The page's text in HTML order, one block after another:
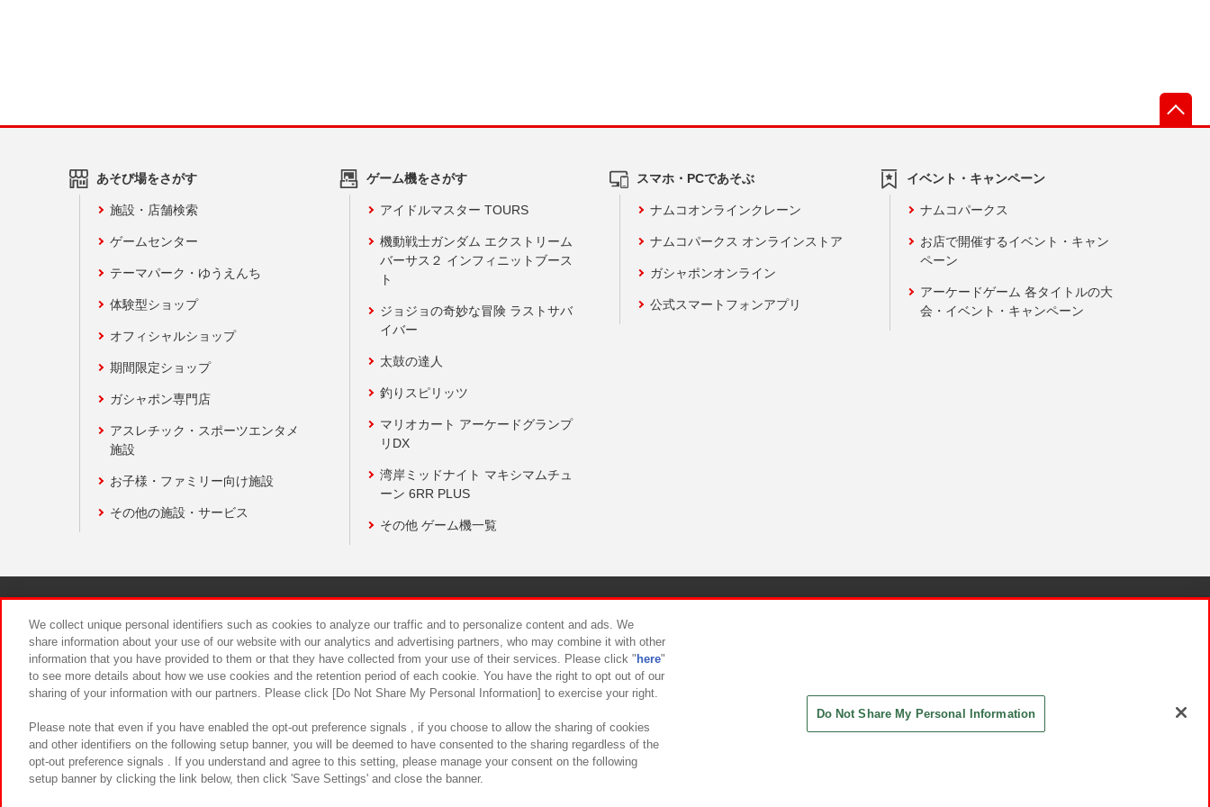
あそび場をさがす
施設・店舗検索
ゲームセンター
テーマパーク・ゆうえんち
体験型ショップ
オフィシャルショップ
期間限定ショップ
ガシャポン専門店
アスレチック・スポーツエンタメ
施設
お子様・ファミリー向け施設
その他の施設・サービス
ゲーム機をさがす
アイドルマスター TOURS
機動戦士ガンダム エクストリーム
バーサス２ インフィニットブース
ト
ジョジョの奇妙な冒険 ラストサバ
イバー
太鼓の達人
釣りスピリッツ
マリオカート アーケードグランプ
リDX
湾岸ミッドナイト マキシマムチュ
ーン 6RR PLUS
その他 ゲーム機一覧
スマホ・PCであそぶ
ナムコオンラインクレーン
ナムコパークス オンラインストア
ガシャポンオンライン
公式スマートフォンアプリ
イベント・キャンペーン
ナムコパークス
お店で開催するイベント・キャン
ペーン
アーケードゲーム 各タイトルの大
会・イベント・キャンペーン
食品のご提供について カスタマーハラスメント対応方針
We collect unique personal identifiers such as cookies to analyze our traffic and to personalize content and ads. We
share information about your use of our website with our analytics and advertising partners, who may combine it with other
information that you have provided to them or that they have collected from your use of their services. Please click " here"
to see more details about how we use cookies and the retention period of each cookie. You have the right to opt out of our
sharing of your information with our partners. Please click [Do Not Share My Personal Information] to exercise your right.
Please note that even if you have enabled the opt-out preference signals , if you choose to allow the sharing of cookies
and other identifiers on the following setup banner, you will be deemed to have consented to the sharing regardless of the
opt-out preference signals . If you understand and agree to this setting, please manage your consent on the following
setup banner by clicking the link below, then click 'Save Settings' and close the banner.
Do Not Share My Personal Information